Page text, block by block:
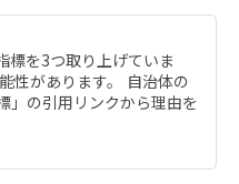
標を3つ取り上げていま
性があります。 自治体の
」の引用リンクから理由を